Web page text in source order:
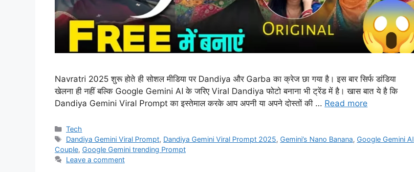
Navratri 2025 शुरू होते ही सोशल मीडिया पर Dandiya और Garba का क्रेज छा गया है। इस बार सिर्फ डांडिया
खेलना ही नहीं बल्कि Google Gemini AI के जरिए Viral Dandiya फोटो बनाना भी ट्रेंड में है। खास बात ये है कि
Dandiya Gemini Viral Prompt का इस्तेमाल करके आप अपनी या अपने दोस्तों की … Read more
Categories
Tech
Tags
Dandiya Gemini Viral Prompt, Dandiya Gemini Viral Prompt 2025, Gemini’s Nano Banana, Google Gemini AI
Couple, Google Gemini trending Prompt
Leave a comment